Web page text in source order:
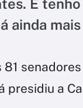
ainda
presidiu a